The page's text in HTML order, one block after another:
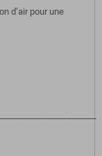
d’air pour une